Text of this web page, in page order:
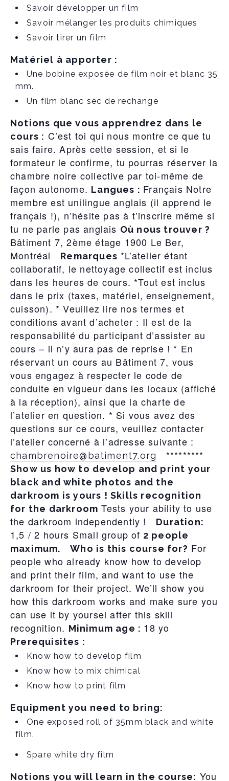
Savoir développer un film
Savoir mélanger les produits chimiques
Savoir tirer un film
Matériel à apporter :
Une bobine exposée de film noir et blanc 35
mm.
Un film blanc sec de rechange
Notions que vous apprendrez dans le
cours : C’est toi qui nous montre ce que tu
sais faire. Après cette session, et si le
formateur le confirme, tu pourras réserver la
chambre noire collective par toi-même de
façon autonome. Langues : Français Notre
membre est unilingue anglais (il apprend le
français !), n’hésite pas à t’inscrire même si
tu ne parle pas anglais Où nous trouver ?
Bâtiment 7, 2ème étage 1900 Le Ber,
Montréal
Remarques *L’atelier étant
collaboratif, le nettoyage collectif est inclus
dans les heures de cours. *Tout est inclus
dans le prix (taxes, matériel, enseignement,
cuisson). * Veuillez lire nos termes et
conditions avant d’acheter : Il est de la
responsabilité du participant d’assister au
cours – il n’y aura pas de reprise ! * En
réservant un cours au Bâtiment 7, vous
vous engagez à respecter le code de
conduite en vigueur dans les locaux (affiché
à la réception), ainsi que la charte de
l’atelier en question. * Si vous avez des
questions sur ce cours, veuillez contacter
l’atelier concerné à l’adresse suivante :
chambrenoire@batiment7.org *********
Show us how to develop and print your
black and white photos and the
darkroom is yours ! Skills recognition
for the darkroom Tests your ability to use
the darkroom independently !
Duration:
1,5 / 2 hours Small group of 2 people
maximum.
Who is this course for? For
people who already know how to develop
and print their film, and want to use the
darkroom for their project. We’ll show you
how this darkroom works and make sure you
can use it by yoursel after this skill
recognition. Minimum age : 18 yo
Prerequisites :
Know how to develop film
Know how to mix chimical
Know how to print film
Equipment you need to bring:
One exposed roll of 35mm black and white
film.
Spare white dry film
Notions you will learn in the course: You